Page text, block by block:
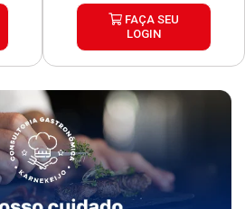
FAÇA SEU
LOGIN